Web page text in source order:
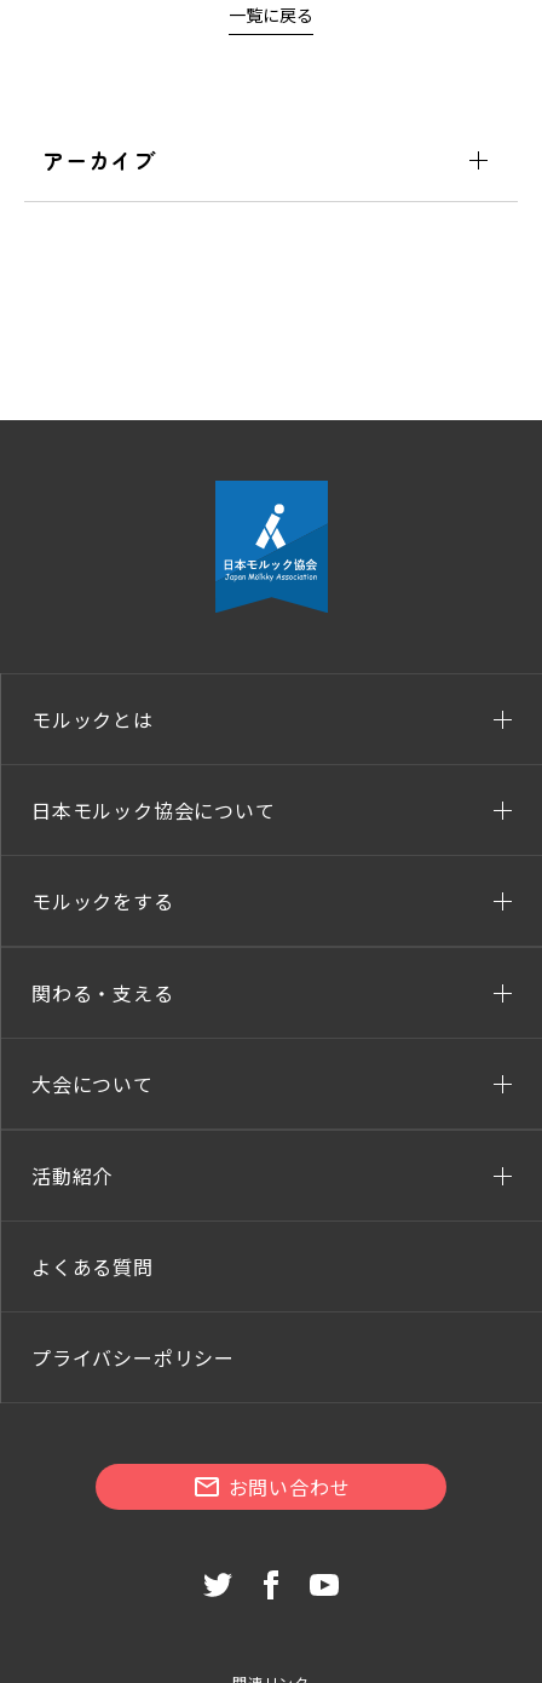
一覧に戻る
アーカイブ
モルックとは
日本モルック協会について
モルックをする
関わる・支える
大会について
活動紹介
よくある質問
プライバシーポリシー
お問い合わせ